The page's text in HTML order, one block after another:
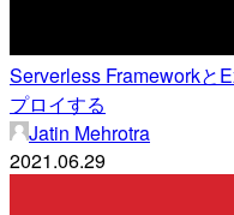
Serverless Frameworkと
プロイする
Jatin Mehrotra
2021.06.29